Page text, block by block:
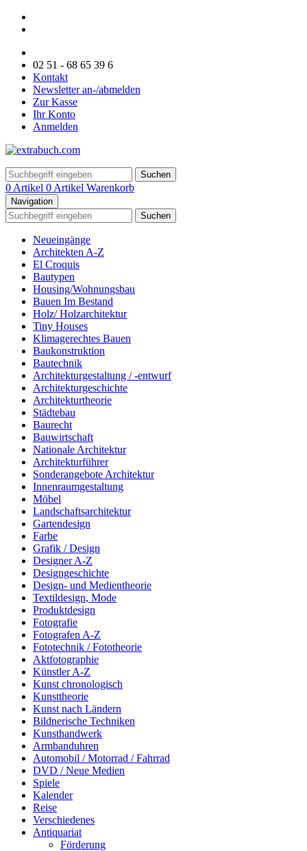
02 51 - 68 65 39 6
Kontakt
Newsletter an-/abmelden
Zur Kasse
Ihr Konto
Anmelden
Suchen
0 Artikel 0 Artikel Warenkorb
Navigation
Suchen
Neueingänge
Architekten A-Z
El Croquis
Bautypen
Housing/Wohnungsbau
Bauen Im Bestand
Holz/ Holzarchitektur
Tiny Houses
Klimagerechtes Bauen
Baukonstruktion
Bautechnik
Architekturgestaltung / -entwurf
Architekturgeschichte
Architekturtheorie
Städtebau
Baurecht
Bauwirtschaft
Nationale Architektur
Architekturführer
Sonderangebote Architektur
Innenraumgestaltung
Möbel
Landschaftsarchitektur
Gartendesign
Farbe
Grafik / Design
Designer A-Z
Designgeschichte
Design- und Medientheorie
Textildesign, Mode
Produktdesign
Fotografie
Fotografen A-Z
Fototechnik / Fototheorie
Aktfotographie
Künstler A-Z
Kunst chronologisch
Kunsttheorie
Kunst nach Ländern
Bildnerische Techniken
Kunsthandwerk
Armbanduhren
Automobil / Motorrad / Fahrrad
DVD / Neue Medien
Spiele
Kalender
Reise
Verschiedenes
Antiquariat
Förderung